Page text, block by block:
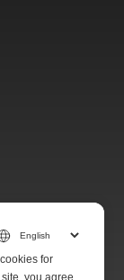
for
you agree